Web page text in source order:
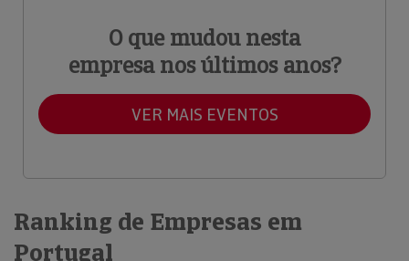
O que mudou nesta
empresa nos últimos anos?
VER MAIS EVENTOS
Ranking de Empresas em
Portugal